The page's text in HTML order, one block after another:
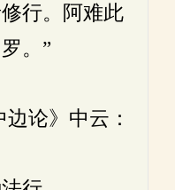
行。阿难此
。”
论》中云：